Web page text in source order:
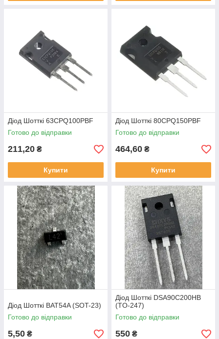
Діод Шотткі 63CPQ100PBF
Готово до відправки
211,20 ₴
Купити
Діод Шотткі 80CPQ150PBF
Готово до відправки
464,60 ₴
Купити
Діод Шотткі BAT54A (SOT-23)
Готово до відправки
5,50 ₴
Діод Шотткі DSA90C200HB
(TO-247)
Готово до відправки
550 ₴